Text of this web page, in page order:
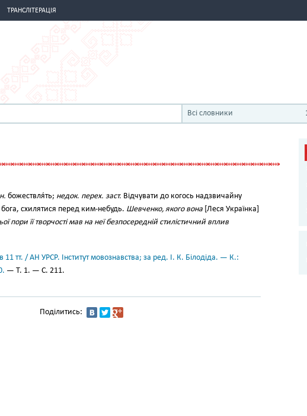
ТРАНСЛІТЕРАЦІЯ
Всі словники
божествля́ть; недок. перех. заст. Відчувати до когось надзвичайну
схилятися перед ким-небудь. Шевченко, якого вона [Леся Українка]
пори її творчості мав на неї безпосередній стилістичний вплив
11 тт. / АН УРСР. Інститут мовознавства; за ред. І. К. Білодіда. — К.:
— Т. 1. — С. 211.
Поділитись: